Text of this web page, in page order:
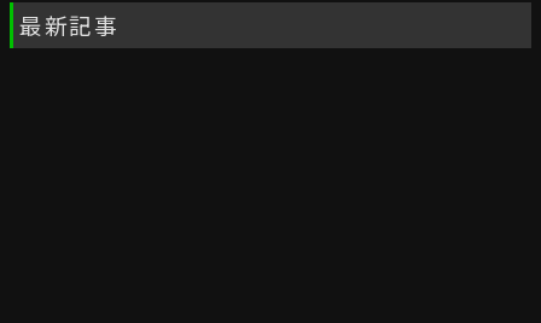
最新記事